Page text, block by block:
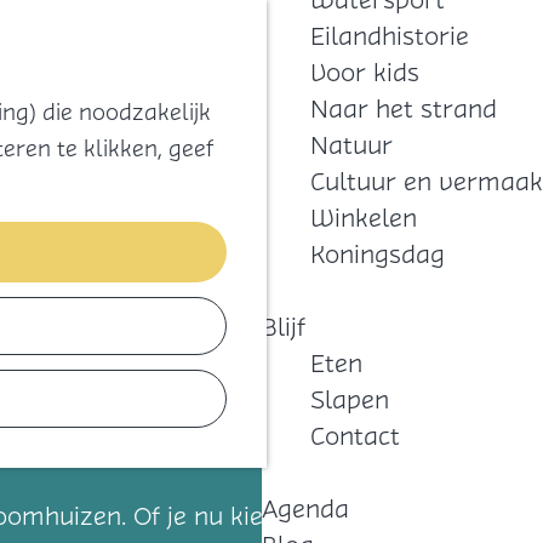
die noodzakelijk
te klikken, geef
Eilandhistorie
Voor kids
Naar het strand
Natuur
Cultuur en vermaak
Winkelen
Koningsdag
Blijf
Eten
Slapen
Contact
Agenda
Of je nu kiest voor een